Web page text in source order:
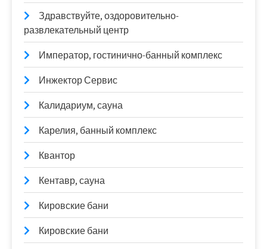
Здравствуйте, оздоровительно-
развлекательный центр
Император, гостинично-банный комплекс
Инжектор Сервис
Калидариум, сауна
Карелия, банный комплекс
Квантор
Кентавр, сауна
Кировские бани
Кировские бани